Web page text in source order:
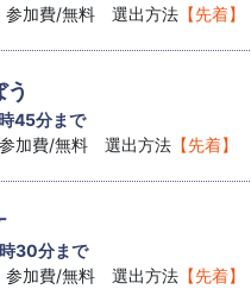
加費/無料 選出方法 【先着】
45分まで
加費/無料 選出方法 【先着】
30分まで
加費/無料 選出方法 【先着】